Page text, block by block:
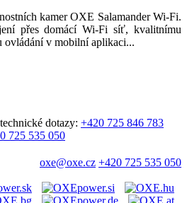
kamer OXE Salamander Wi-Fi.
přes domácí Wi-Fi síť, kvalitnímu
ovládání v mobilní aplikaci...
dotazy: +420 725 846 783
725 535 050
oxe@oxe.cz +420 725 535 050